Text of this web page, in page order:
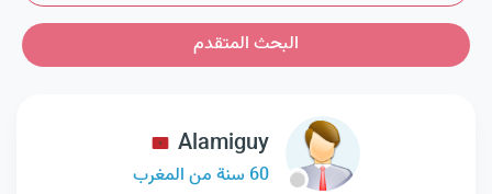
البحث المتقدم
Alamiguy
60 سنة من المغرب